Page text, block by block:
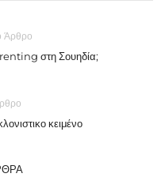
Άρθρο
στη Σουηδία;
κειμένο